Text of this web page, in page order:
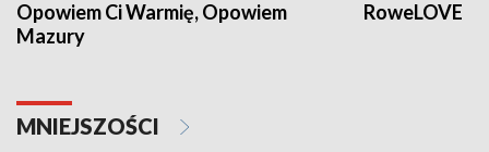
Opowiem Ci Warmię, Opowiem
Mazury
RoweLOVE
MNIEJSZOŚCI